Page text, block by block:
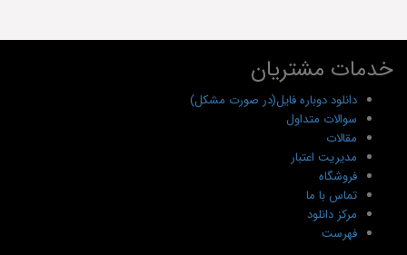
خدمات مشتریان
دانلود دوباره فایل(در صورت مشکل)
سوالات متداول
مقالات
مدیریت اعتبار
فروشگاه
تماس با ما
مرکز دانلود
فهرست